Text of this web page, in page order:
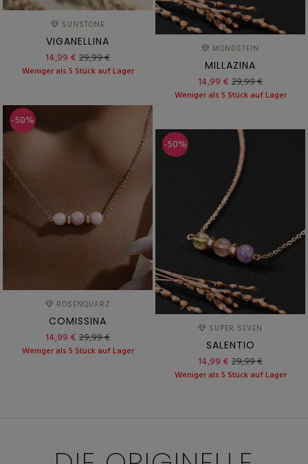
SUNSTONE
VIGANELLINA
14,99 € 29,99 €
Weniger als 5 Stück auf Lager
MONDSTEIN
MILLAZINA
14,99 € 29,99 €
Weniger als 5 Stück auf Lager
-50%
ROSENQUARZ
COMISSINA
14,99 € 29,99 €
Weniger als 5 Stück auf Lager
-50%
SUPER SEVEN
SALENTIO
14,99 € 29,99 €
Weniger als 5 Stück auf Lager